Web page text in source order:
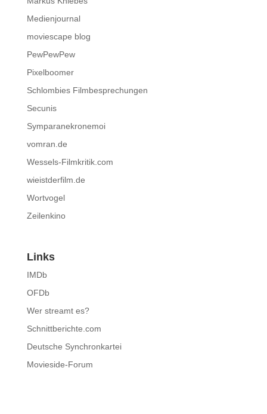
Medienjournal
moviescape blog
PewPewPew
Pixelboomer
Schlombies Filmbesprechungen
Secunis
Symparanekronemoi
vomran.de
Wessels-Filmkritik.com
wieistderfilm.de
Wortvogel
Zeilenkino
Links
IMDb
OFDb
Wer streamt es?
Schnittberichte.com
Deutsche Synchronkartei
Movieside-Forum